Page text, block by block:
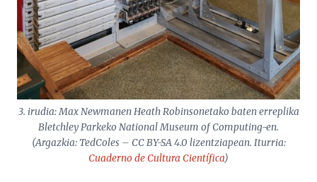
3. irudia: Max Newmanen Heath Robinsonetako baten erreplika
Bletchley Parkeko National Museum of Computing-en.
(Argazkia: TedColes – CC BY-SA 4.0 lizentziapean. Iturria:
Cuaderno de Cultura Científica)